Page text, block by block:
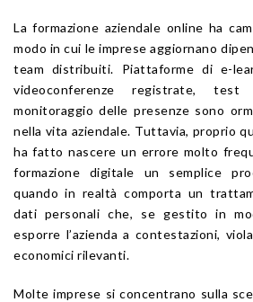
La formazione aziendale online ha
modo in cui le imprese aggiornano
team distribuiti. Piattaforme di e-
videoconferenze registrate,
monitoraggio delle presenze sono
nella vita aziendale. Tuttavia, proprio
ha fatto nascere un errore molto
formazione digitale un semplice
quando in realtà comporta un
dati personali che, se gestito in
esporre l’azienda a contestazioni,
economici rilevanti.
Molte imprese si concentrano sulla